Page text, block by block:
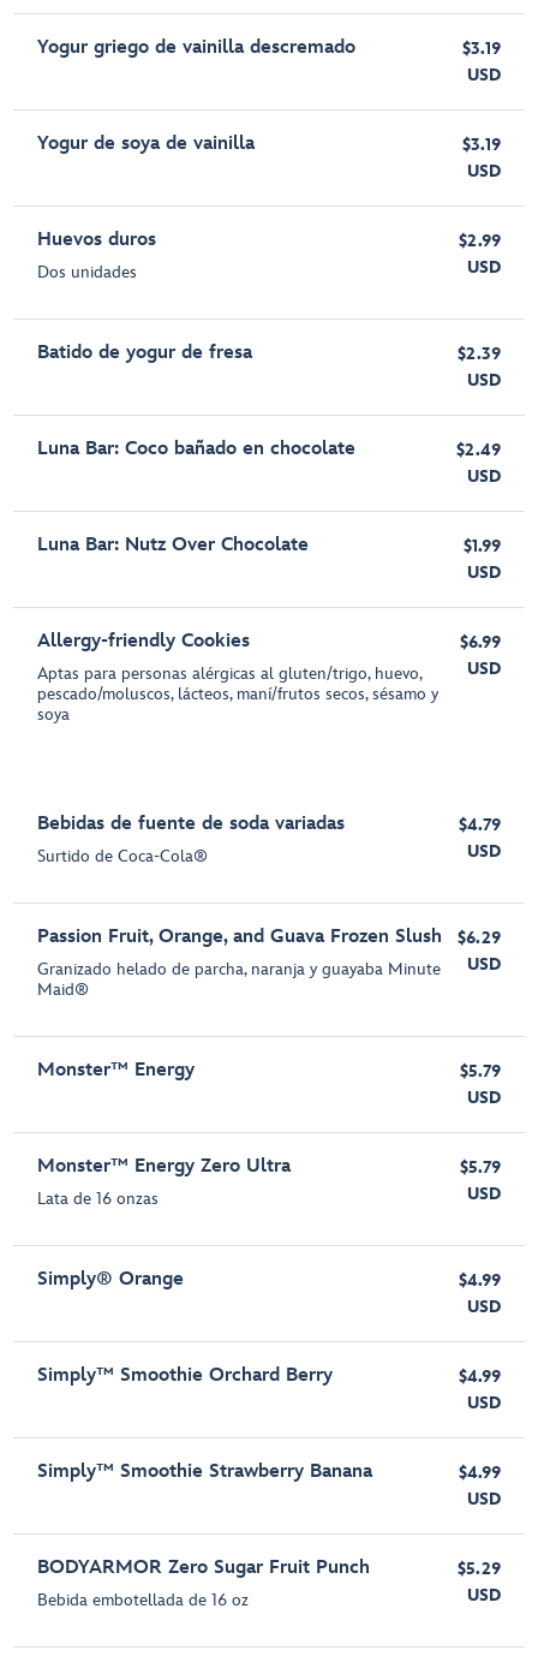
Yogur griego de vainilla descremado
$3.19
USD
Yogur de soya de vainilla
$3.19
USD
Huevos duros
Dos unidades
$2.99
USD
Batido de yogur de fresa
$2.39
USD
Luna Bar: Coco bañado en chocolate
$2.49
USD
Luna Bar: Nutz Over Chocolate
$1.99
USD
Allergy-friendly Cookies
Aptas para personas alérgicas al gluten/trigo, huevo,
pescado/moluscos, lácteos, maní/frutos secos, sésamo y
soya
$6.99
USD
Bebidas de fuente de soda variadas
Surtido de Coca-Cola®
$4.79
USD
Passion Fruit, Orange, and Guava Frozen Slush
Granizado helado de parcha, naranja y guayaba Minute
Maid®
$6.29
USD
Monster™ Energy
$5.79
USD
Monster™ Energy Zero Ultra
Lata de 16 onzas
$5.79
USD
Simply® Orange
$4.99
USD
Simply™ Smoothie Orchard Berry
$4.99
USD
Simply™ Smoothie Strawberry Banana
$4.99
USD
BODYARMOR Zero Sugar Fruit Punch
Bebida embotellada de 16 oz
$5.29
USD